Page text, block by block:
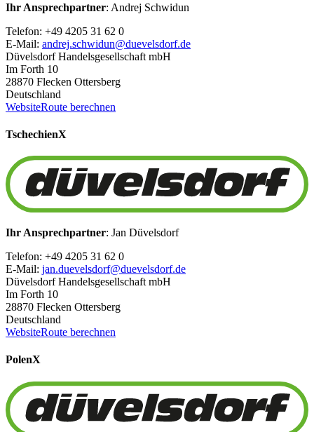
Ihr Ansprechpartner: Andrej Schwidun
Telefon: +49 4205 31 62 0
E-Mail: andrej.schwidun@duevelsdorf.de
Düvelsdorf Handelsgesellschaft mbH
Im Forth 10
28870 Flecken Ottersberg
Deutschland
WebsiteRoute berechnen
TschechienX
Ihr Ansprechpartner: Jan Düvelsdorf
Telefon: +49 4205 31 62 0
E-Mail: jan.duevelsdorf@duevelsdorf.de
Düvelsdorf Handelsgesellschaft mbH
Im Forth 10
28870 Flecken Ottersberg
Deutschland
WebsiteRoute berechnen
PolenX